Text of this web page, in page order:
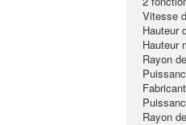
Vitesse
Hauteur
Hauteur
Rayon
Rayon